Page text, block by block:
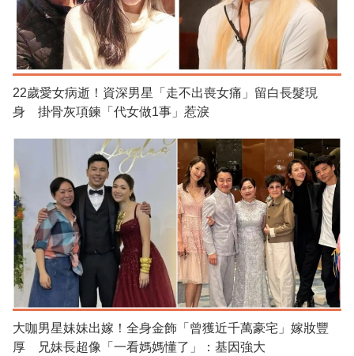
22歲愛女病逝！資深男星「走不出喪女痛」留白長髮現
身 掛骨灰項鍊「代女做1事」惹淚
大咖男星妹妹出嫁！全身金飾「曾獲近千萬豪宅」嫁妝豐
厚 兄妹長超像「一看媽媽懂了」：基因強大